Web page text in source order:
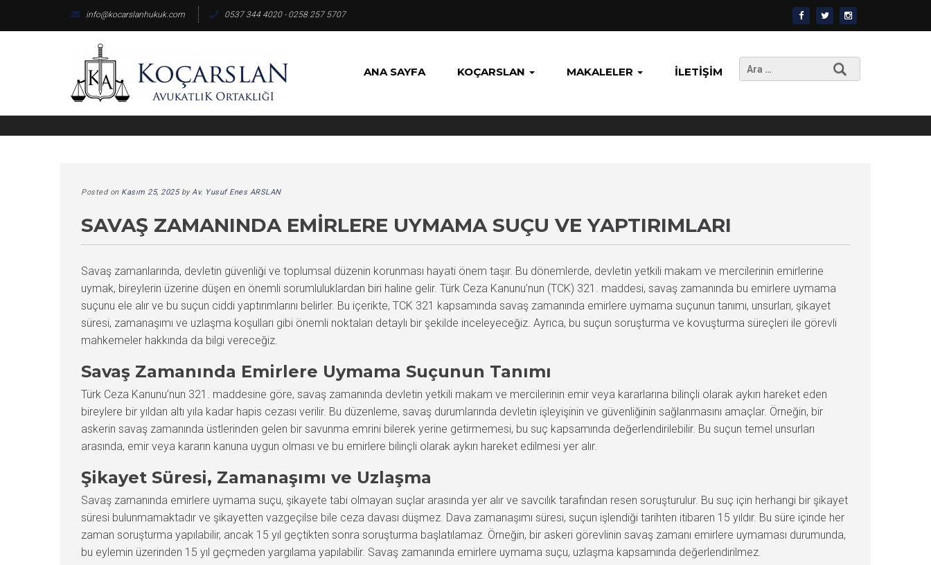
info@kocarslanhukuk.com 0537 344 4020 - 0258 257 5707
ANA SAYFA KOÇARSLAN MAKALELER İLETIŞIM
Arama:
Posted on Kasım 25, 2025byAv. Yusuf Enes ARSLAN
SAVAŞ ZAMANINDA EMIRLERE UYMAMA SUÇU VE YAPTIRIMLARI
Savaş zamanlarında, devletin güvenliği ve toplumsal düzenin korunması hayati önem taşır. Bu dönemlerde, devletin yetkili makam ve mercilerinin emirlerine
uymak, bireylerin üzerine düşen en önemli sorumluluklardan biri haline gelir. Türk Ceza Kanunu’nun (TCK) 321. maddesi, savaş zamanında bu emirlere uymama
suçunu ele alır ve bu suçun ciddi yaptırımlarını belirler. Bu içerikte, TCK 321 kapsamında savaş zamanında emirlere uymama suçunun tanımı, unsurları, şikayet
süresi, zamanaşımı ve uzlaşma koşulları gibi önemli noktaları detaylı bir şekilde inceleyeceğiz. Ayrıca, bu suçun soruşturma ve kovuşturma süreçleri ile görevli
mahkemeler hakkında da bilgi vereceğiz.
Savaş Zamanında Emirlere Uymama Suçunun Tanımı
Türk Ceza Kanunu’nun 321. maddesine göre, savaş zamanında devletin yetkili makam ve mercilerinin emir veya kararlarına bilinçli olarak aykırı hareket eden
bireylere bir yıldan altı yıla kadar hapis cezası verilir. Bu düzenleme, savaş durumlarında devletin işleyişinin ve güvenliğinin sağlanmasını amaçlar. Örneğin, bir
askerin savaş zamanında üstlerinden gelen bir savunma emrini bilerek yerine getirmemesi, bu suç kapsamında değerlendirilebilir. Bu suçun temel unsurları
arasında, emir veya kararın kanuna uygun olması ve bu emirlere bilinçli olarak aykırı hareket edilmesi yer alır.
Şikayet Süresi, Zamanaşımı ve Uzlaşma
Savaş zamanında emirlere uymama suçu, şikayete tabi olmayan suçlar arasında yer alır ve savcılık tarafından resen soruşturulur. Bu suç için herhangi bir şikayet
süresi bulunmamaktadır ve şikayetten vazgeçilse bile ceza davası düşmez. Dava zamanaşımı süresi, suçun işlendiği tarihten itibaren 15 yıldır. Bu süre içinde her
zaman soruşturma yapılabilir, ancak 15 yıl geçtikten sonra soruşturma başlatılamaz. Örneğin, bir askeri görevlinin savaş zamanı emirlere uymaması durumunda,
bu eylemin üzerinden 15 yıl geçmeden yargılama yapılabilir. Savaş zamanında emirlere uymama suçu, uzlaşma kapsamında değerlendirilmez.